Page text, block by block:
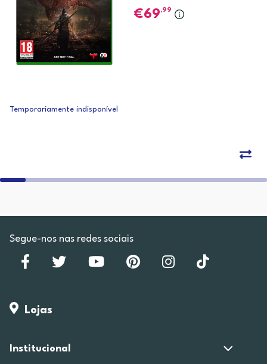
69,99
Temporariamente indisponível
Segue-nos nas redes sociais
Lojas
Institucional